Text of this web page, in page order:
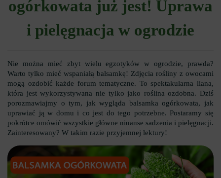
ogórkowata już jest! Uprawa
i pielęgnacja w ogrodzie
Nie można mieć zbyt wielu egzotyków w ogrodzie, prawda?
Warto tylko mieć wspaniałą balsamkę! Zdjęcia rośliny z owocami
mogą ozdobić każde forum tematyczne. To spektakularna liana,
która jest wykorzystywana nie tylko jako roślina ozdobna. Dziś
porozmawiajmy o tym, jak wygląda balsamka ogórkowata, jak
uprawiać ją w domu i co jest do tego potrzebne. Postaramy się
pokrótce omówić wszystkie główne niuanse sadzenia i pielęgnacji.
Zainteresowany? W takim razie przyjemnej lektury!